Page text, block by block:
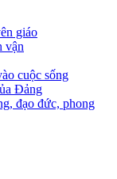
giáo
vận
cuộc sống
Đảng
đạo đức, phong